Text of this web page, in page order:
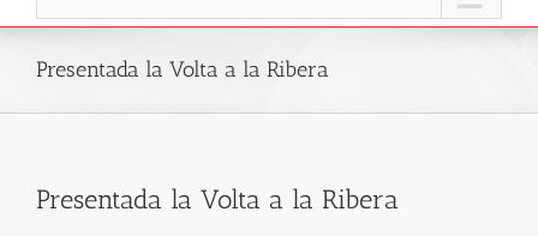
Presentada la Volta a la Ribera
Presentada la Volta a la Ribera